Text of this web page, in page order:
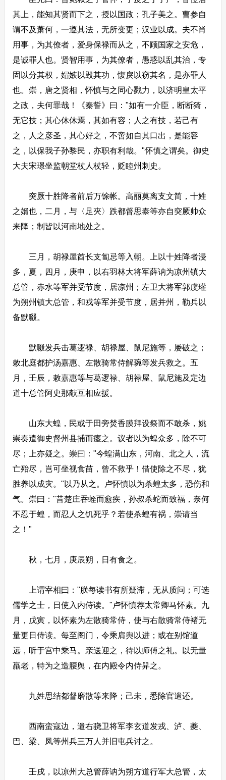
其上，能知其贤而下之，授以国政；孔子美之。曹参自
谓不及萧何，一遵其法，无所变更；汉业以成。夫不肖
用事，为其僚者，爱身保禄而从之，不顾国家之安危，
是诚罪人也。贤智用事，为其僚者，愚惑以乱其治，专
固以分其权，媢嫉以毁其功，愎戾以窃其名，是亦罪人
也。崇，唐之贤相，怀慎与之同心戮力，以济明皇太平
之政，夫何罪哉！《秦誓》曰："如有一介臣，断断猗，
无它技；其心休休焉，其如有容；人之有技，若己有
之，人之彦圣，其心好之，不啻如自其口出，是能容
之，以保我子孙黎民，亦职有利哉。"怀慎之谓矣。御史
大夫宋璟坐监朝堂杖人杖轻，贬睦州刺史。
突厥十胜降者前后万馀帐。高丽莫离支文简，十姓
之婿也，二月，与〈足夾〉跌都督思泰等亦自突厥帅众
来降；制皆以河南地处之。
三月，胡禄屋酋长支匐忌等入朝。上以十姓降者浸
多，夏，四月，庚申，以右羽林大将军薛讷为凉州镇大
总管，赤水等军并受节度，居凉州；左卫大将军郭虔瓘
为朔州镇大总管，和戎等军并受节度，居并州，勒兵以
备默啜。
默啜发兵击葛逻禄、胡禄屋、鼠尼施等，屡破之；
敕北庭都护汤嘉惠、左散骑常侍解琬等发兵救之。五
月，壬辰，敕嘉惠等与葛逻禄、胡禄屋、鼠尼施及定边
道十总管阿史那献互相应援。
山东大蝗，民或于田旁焚香膜拜设祭而不敢杀，姚
崇奏遣御史督州县捕而瘗之。议者以为蝗众多，除不可
尽；上亦疑之。崇曰："今蝗满山东，河南、北之人，流
亡殆尽，岂可坐视食苗，曾不救乎！借使除之不尽，犹
胜养以成灾。"以乃从之。卢怀慎以为杀蝗太多，恐伤和
气。崇曰："昔楚庄吞蛭而愈疾，孙叔杀蛇而致福，奈何
不忍于蝗，而忍人之饥死乎？若使杀蝗有祸，崇请当
之！"
秋，七月，庚辰朔，日有食之。
上谓宰相曰："朕每读书有所疑滞，无从质问；可选
儒学之士，日使入内侍读。"卢怀慎荐太常卿马怀素。九
月，戊寅，以怀素为左散骑常侍，使与右散骑常侍褚无
量更日侍读。每至阁门，令乘肩舆以进；或在别馆道
远，听于宫中乘马。亲送迎之，待以师傅之礼。以无量
羸老，特为之造腰舆，在内殿令内侍舁之。
九姓思结都督磨散等来降；己未，悉除官遣还。
西南蛮寇边，遣右骁卫将军李玄道发戎、泸、夔、
巴、梁、凤等州兵三万人并旧屯兵讨之。
壬戌，以凉州大总管薛讷为朔方道行军大总管，太